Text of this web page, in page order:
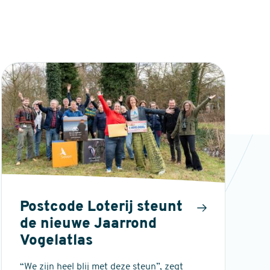
Postcode Loterij steunt
de nieuwe Jaarrond
Vogelatlas
“We zijn heel blij met deze steun”, zegt